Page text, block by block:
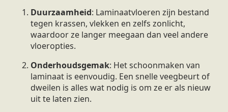
Duurzaamheid: Laminaatvloeren zijn bestand
tegen krassen, vlekken en zelfs zonlicht,
waardoor ze langer meegaan dan veel andere
vloeropties.
Onderhoudsgemak: Het schoonmaken van
laminaat is eenvoudig. Een snelle veegbeurt of
dweilen is alles wat nodig is om ze er als nieuw
uit te laten zien.